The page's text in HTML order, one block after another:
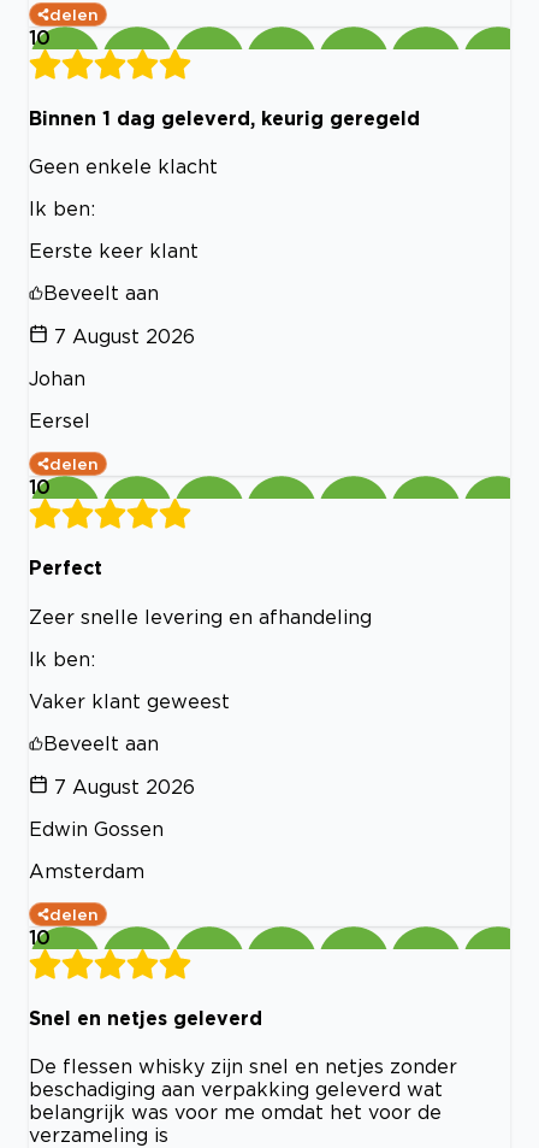
delen
10
Binnen 1 dag geleverd, keurig geregeld
Geen enkele klacht
Ik ben:
Eerste keer klant
Beveelt aan
7 August 2026
Johan
Eersel
delen
10
Perfect
Zeer snelle levering en afhandeling
Ik ben:
Vaker klant geweest
Beveelt aan
7 August 2026
Edwin Gossen
Amsterdam
delen
10
Snel en netjes geleverd
De flessen whisky zijn snel en netjes zonder
beschadiging aan verpakking geleverd wat
belangrijk was voor me omdat het voor de
verzameling is